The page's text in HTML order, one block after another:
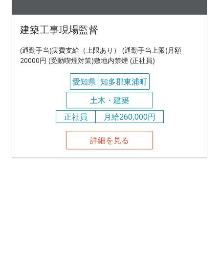
建築工事現場監督
(通勤手当)実費支給（上限あり） (通勤手当上限)月額
20000円 (受動喫煙対策)敷地内禁煙 (正社員)
愛知県 知多郡東浦町
土木・建築
正社員
月給260,000円
詳細を見る